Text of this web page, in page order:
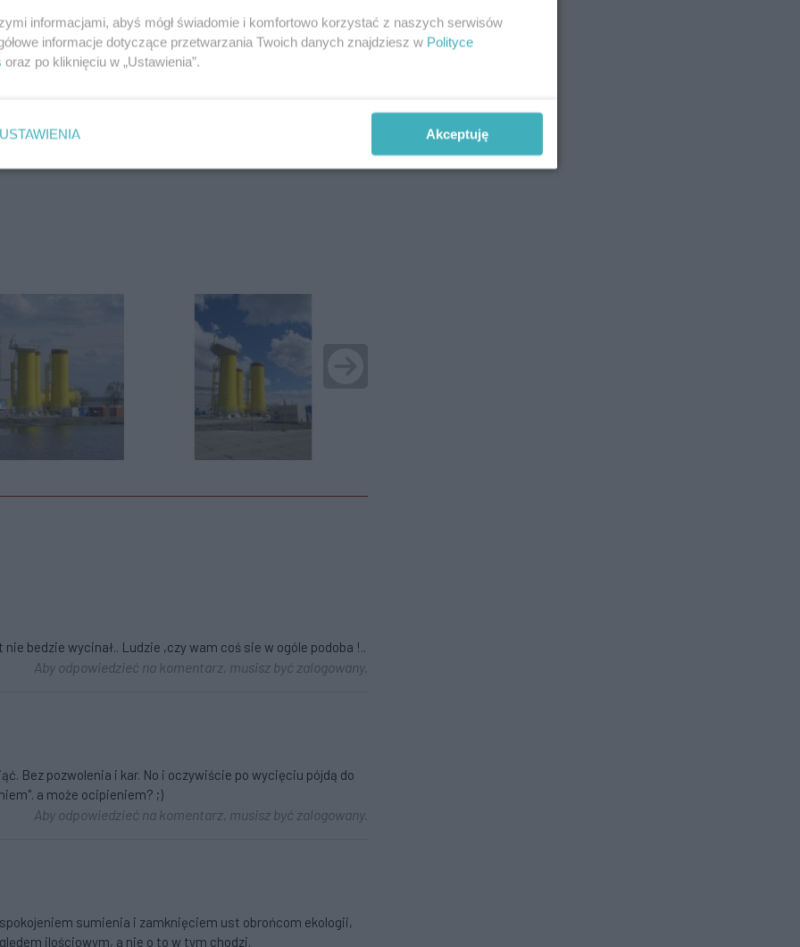
się pracownicy spółki. Każdy mógł wybrać
przyszłości o nie dbać.(ek)
REKLAMA
bedzie wycinał.. Ludzie ,czy wam coś sie w ogóle podoba !..
Aby odpowiedzieć na komentarz, musisz być zalogowany.
Bez pozwolenia i kar. No i oczywiście po wycięciu pójdą do
a może ocipieniem? ;)
Aby odpowiedzieć na komentarz, musisz być zalogowany.
sumienia i zamknięciem ust obrońcom ekologii,
ilościowym, a nie o to w tym chodzi.
informacjami, abyś mógł świadomie i komfortowo korzystać z naszych serwisów
informacje dotyczące przetwarzania Twoich danych znajdziesz w Polityce
oraz po kliknięciu w „Ustawienia”.
USTAWIENIA Akceptuję